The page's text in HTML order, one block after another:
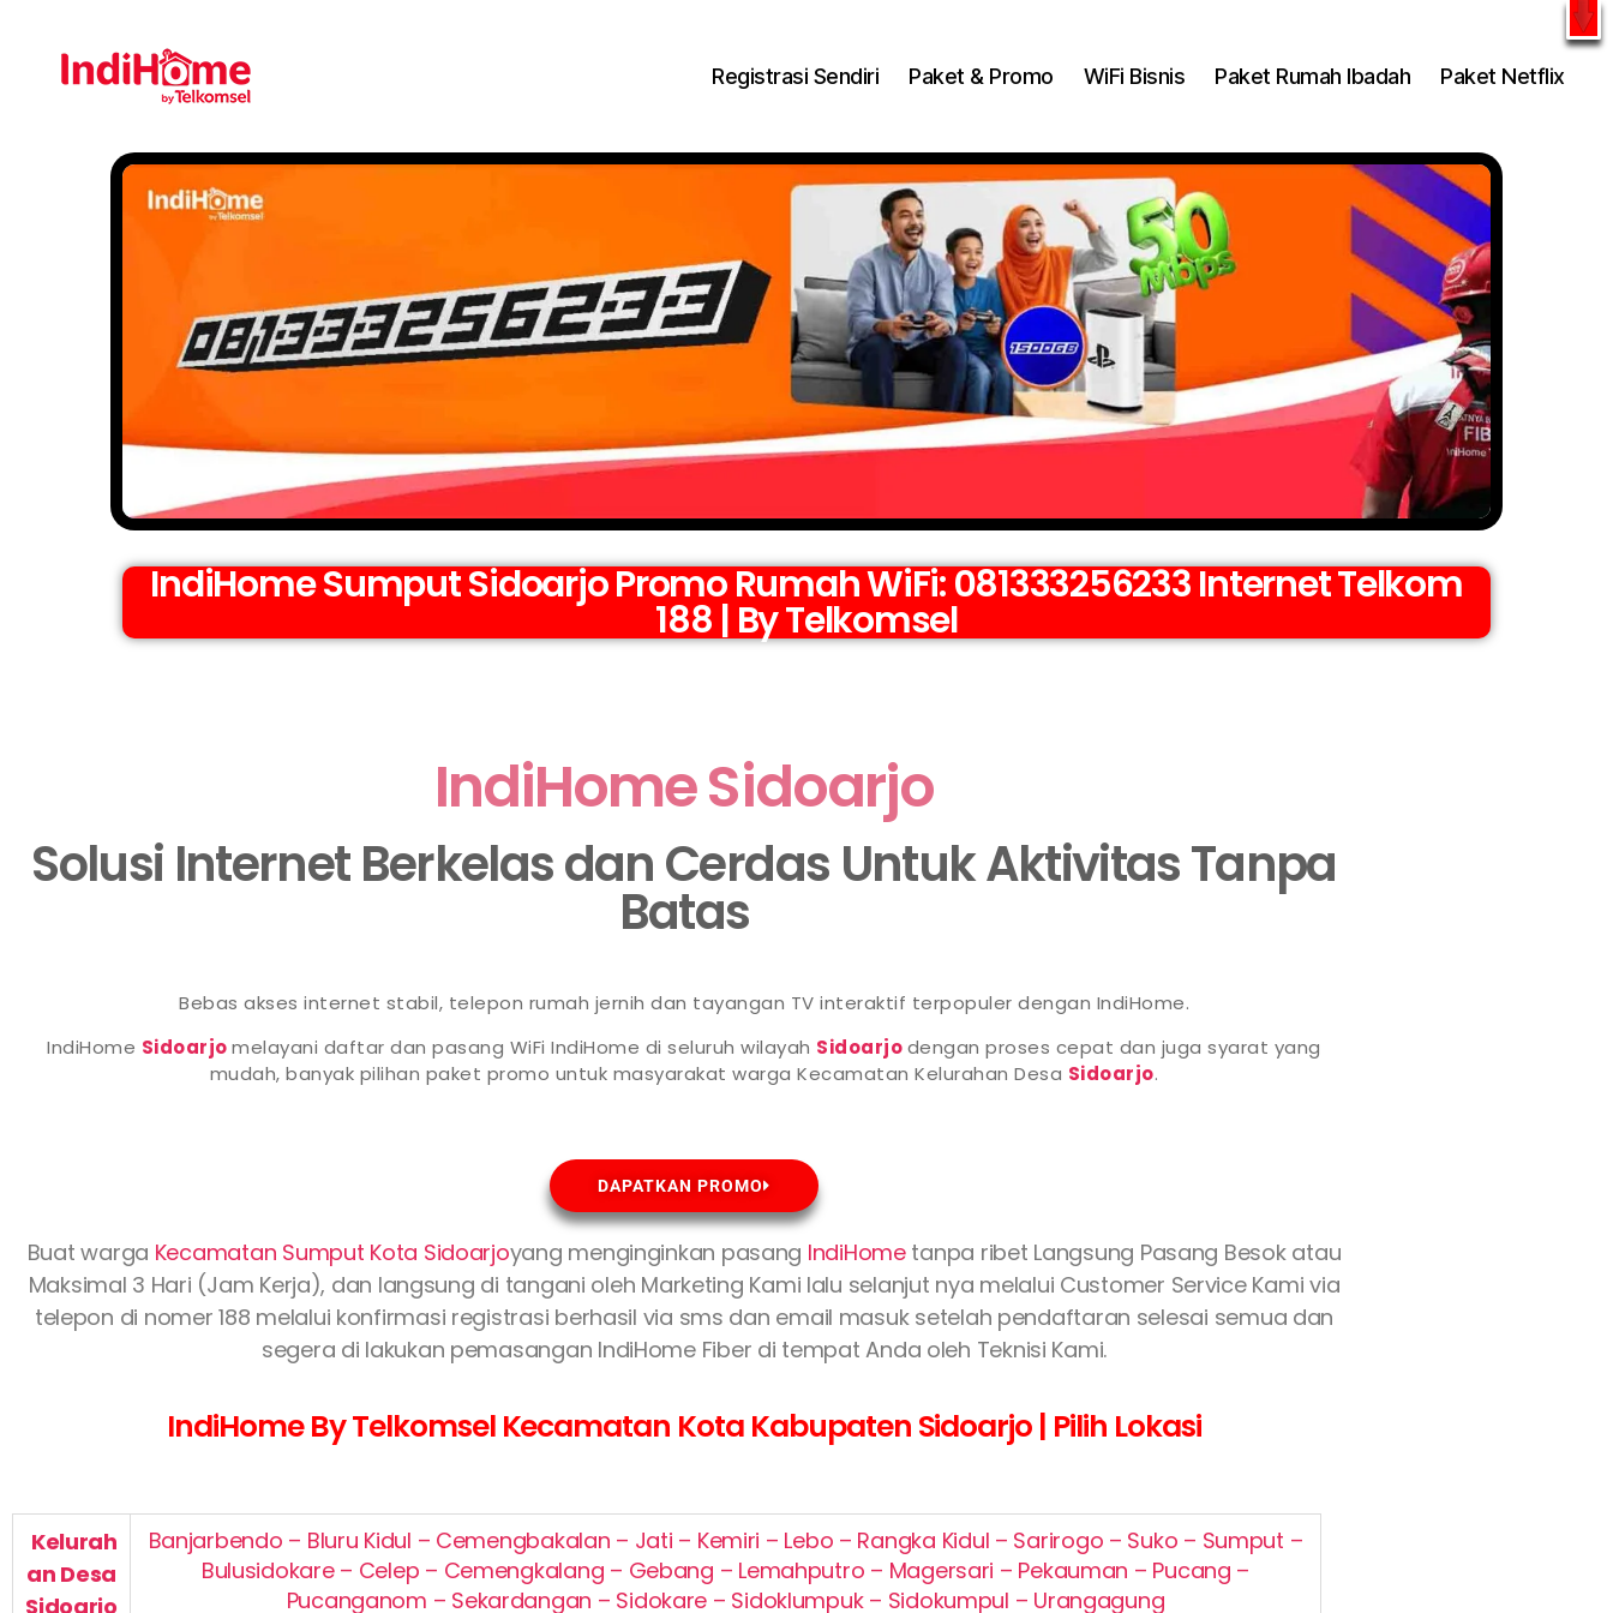
Registrasi Sendiri Paket & Promo WiFi Bisnis Paket Rumah Ibadah Paket Netflix
IndiHome Sumput Sidoarjo Promo Rumah WiFi: 081333256233 Internet Telkom
188 | By Telkomsel
IndiHome Sidoarjo
Solusi Internet Berkelas dan Cerdas Untuk Aktivitas Tanpa
Batas
Bebas akses internet stabil, telepon rumah jernih dan tayangan TV interaktif terpopuler dengan IndiHome.
IndiHome Sidoarjo melayani daftar dan pasang WiFi IndiHome di seluruh wilayah Sidoarjodengan proses cepat dan juga syarat yang
mudah, banyak pilihan paket promo untuk masyarakat warga Kecamatan Kelurahan Desa Sidoarjo.
DAPATKAN PROMO
Buat warga Kecamatan Sumput Kota Sidoarjoyang menginginkan pasang IndiHometanpa ribet Langsung Pasang Besok atau
Maksimal 3 Hari (Jam Kerja), dan langsung di tangani oleh Marketing Kami lalu selanjut nya melalui Customer Service Kami via
telepon di nomer 188 melalui konfirmasi registrasi berhasil via sms dan email masuk setelah pendaftaran selesai semua dan
segera di lakukan pemasangan IndiHome Fiber di tempat Anda oleh Teknisi Kami.
IndiHome By Telkomsel Kecamatan Kota Kabupaten Sidoarjo | Pilih Lokasi
Kelurah
an Desa
Sidoarjo
Banjarbendo – Bluru Kidul – Cemengbakalan – Jati – Kemiri – Lebo – Rangka Kidul – Sarirogo – Suko – Sumput –
Bulusidokare – Celep – Cemengkalang – Gebang – Lemahputro – Magersari – Pekauman – Pucang –
Pucanganom – Sekardangan – Sidokare – Sidoklumpuk – Sidokumpul – Urangagung